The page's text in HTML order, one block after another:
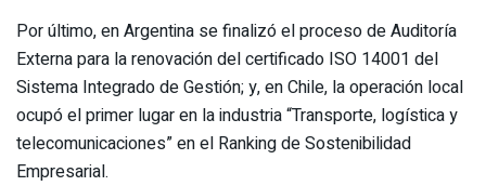
Por último, en Argentina se finalizó el proceso de Auditoría
Externa para la renovación del certificado ISO 14001 del
Sistema Integrado de Gestión; y, en Chile, la operación local
ocupó el primer lugar en la industria “Transporte, logística y
telecomunicaciones” en el Ranking de Sostenibilidad
Empresarial.